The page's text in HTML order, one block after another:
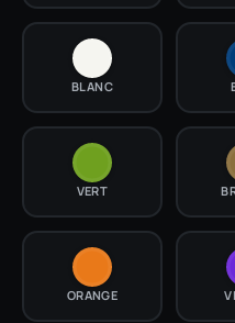
BLANC
VERT
ORANGE